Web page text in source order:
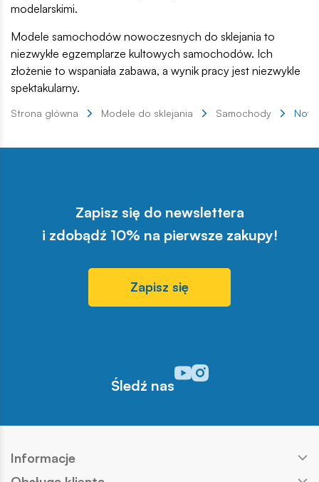
modelarskimi.
Modele samochodów nowoczesnych do sklejania to
niezwykłe egzemplarze kultowych samochodów. Ich
złożenie to wspaniała zabawa, a wynik pracy jest niezwykle
spektakularny.
Strona główna Modele do sklejania Samochody
Zapisz się do newslettera
i zdobądź 10% na pierwsze zakupy!
Zapisz się
Śledź nas
Odwiedź nasz profil w
Odwiedź nasz profil w
Informacje